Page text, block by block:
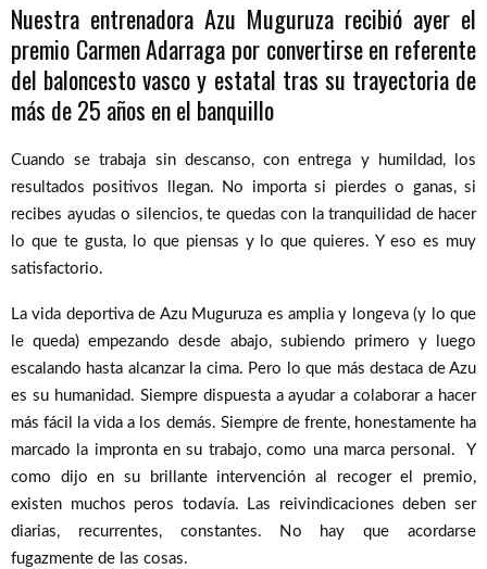
Nuestra entrenadora Azu Muguruza recibió ayer el
premio Carmen Adarraga por convertirse en referente
del baloncesto vasco y estatal tras su trayectoria de
más de 25 años en el banquillo
Cuando se trabaja sin descanso, con entrega y humildad, los
resultados positivos llegan. No importa si pierdes o ganas, si
recibes ayudas o silencios, te quedas con la tranquilidad de hacer
lo que te gusta, lo que piensas y lo que quieres. Y eso es muy
satisfactorio.
La vida deportiva de Azu Muguruza es amplia y longeva (y lo que
le queda) empezando desde abajo, subiendo primero y luego
escalando hasta alcanzar la cima. Pero lo que más destaca de Azu
es su humanidad. Siempre dispuesta a ayudar a colaborar a hacer
más fácil la vida a los demás. Siempre de frente, honestamente ha
marcado la impronta en su trabajo, como una marca personal. Y
como dijo en su brillante intervención al recoger el premio,
existen muchos peros todavía.
Las reivindicaciones deben ser
diarias, recurrentes, constantes. No hay que acordarse
fugazmente de las cosas.